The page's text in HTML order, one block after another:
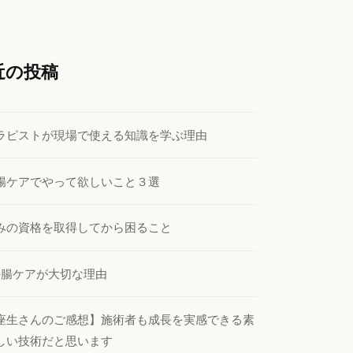
の投稿
ピストが現場で使える知識を学ぶ理由
ケアでやって欲しいこと３選
の資格を取得してから困ること
ケアが大切な理由
生さんのご感想】施術者も成長を実感できる素
い技術だと思います